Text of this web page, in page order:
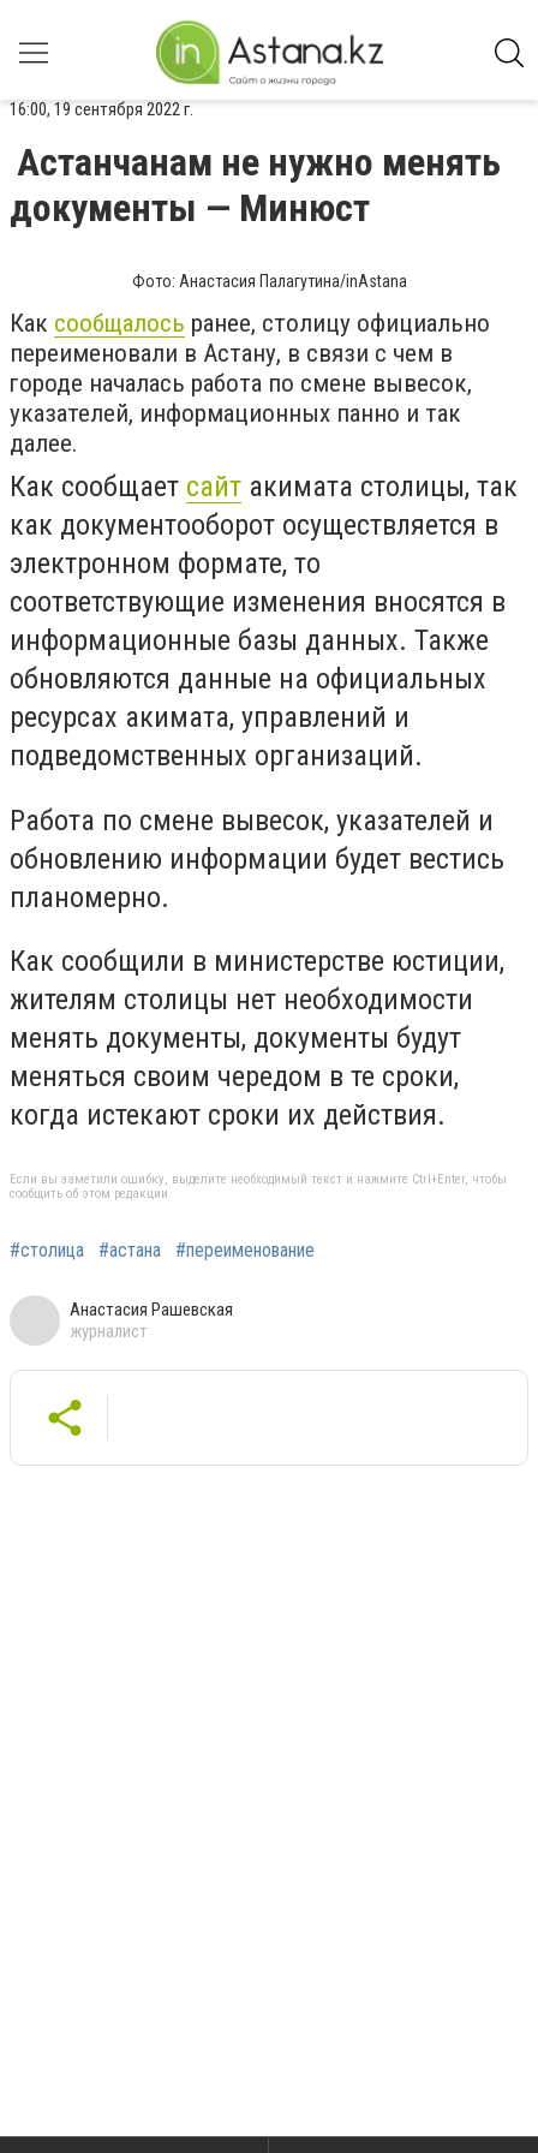
16:00, 19 сентября 2022 г.
Астанчанам не нужно менять
документы — Минюст
Фото: Анастасия Палагутина/inAstana
Как сообщалось ранее, столицу официально
переименовали в Астану, в связи с чем в
городе началась работа по смене вывесок,
указателей, информационных панно и так
далее.
Как сообщает сайт акимата столицы, так
как документооборот осуществляется в
электронном формате, то
соответствующие изменения вносятся в
информационные базы данных. Также
обновляются данные на официальных
ресурсах акимата, управлений и
подведомственных организаций.
Работа по смене вывесок, указателей и
обновлению информации будет вестись
планомерно.
Как сообщили в министерстве юстиции,
жителям столицы нет необходимости
менять документы, документы будут
меняться своим чередом в те сроки,
когда истекают сроки их действия.
Если вы заметили ошибку, выделите необходимый текст и нажмите Ctrl+Enter, чтобы
сообщить об этом редакции
#столица #астана #переименование
Анастасия Рашевская
журналист